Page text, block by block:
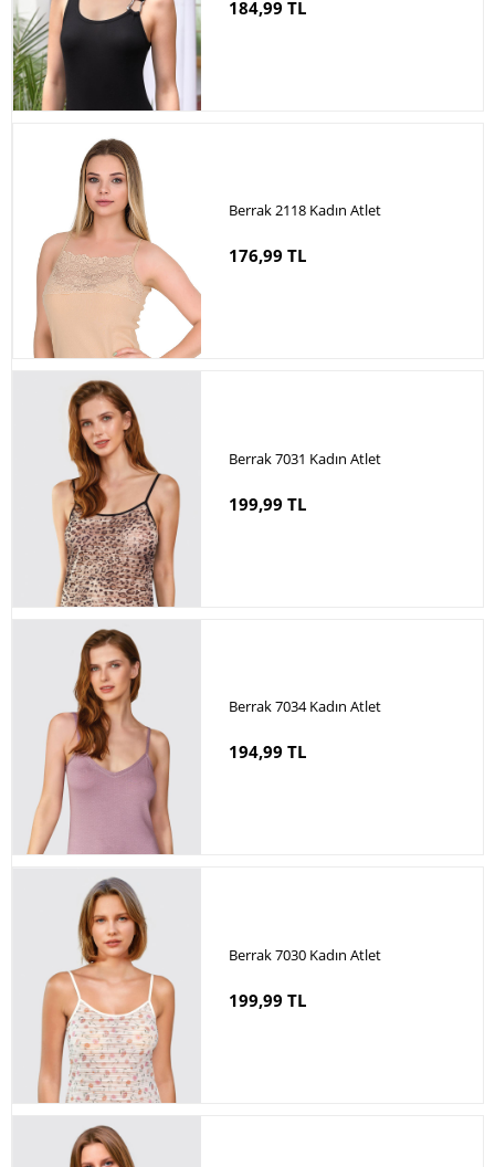
184,99 TL
Berrak 2118 Kadın Atlet
176,99 TL
Berrak 7031 Kadın Atlet
199,99 TL
Berrak 7034 Kadın Atlet
194,99 TL
Berrak 7030 Kadın Atlet
199,99 TL